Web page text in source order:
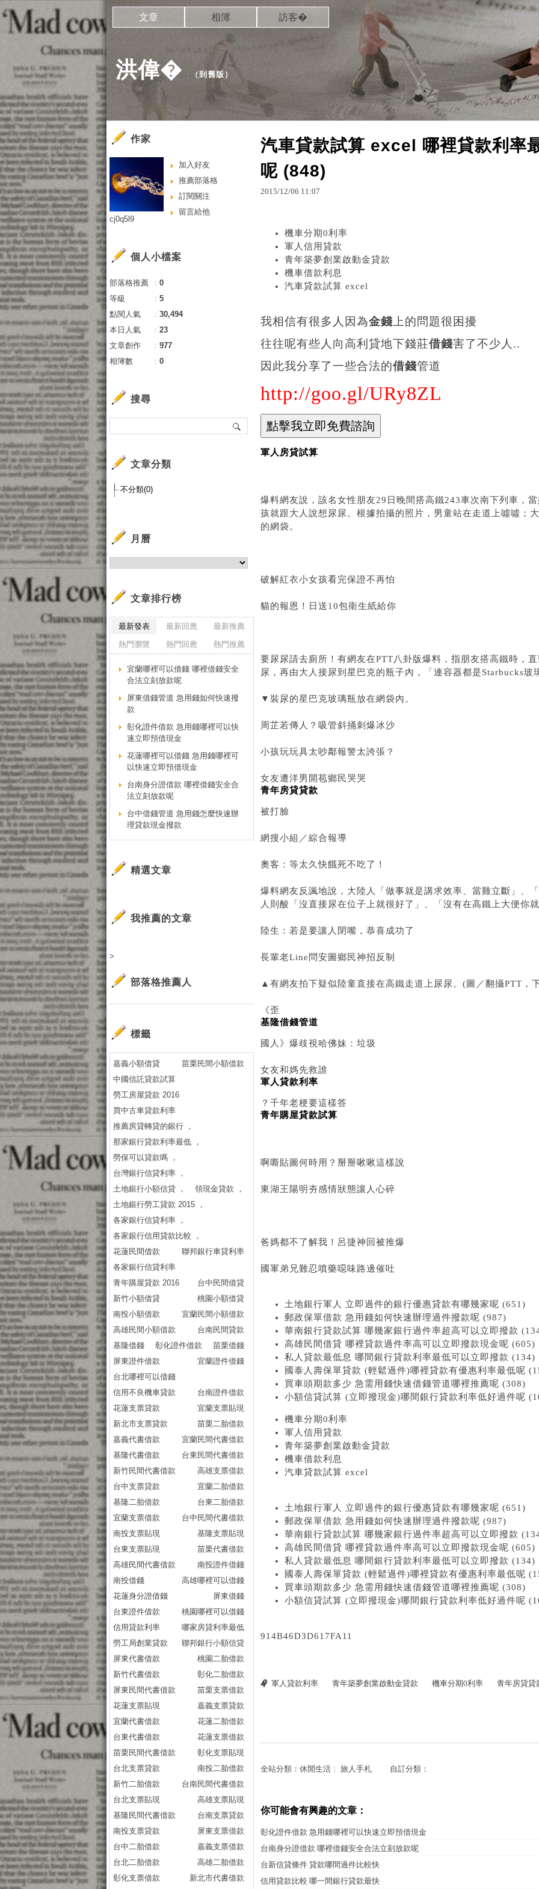
洪偉� （到舊版 ）
文章 相簿 訪客�
汽車貸款試算 excel 哪裡貸款利率
呢 (848)
2015/12/06 11:07
機車分期0利率
軍人信用貸款
青年築夢創業啟動金貸款
機車借款利息
汽車貸款試算 excel
我相信有很多人因為金錢 上的問題很困擾
往往呢有些人向高利貸地下錢莊借錢害了不少人..
因此我分享了一些合法的借錢管道
http://goo.gl/URy8ZL
軍人房貸試算
爆料網友說，該名女性朋友29日晚間搭高鐵243車次南下列車，
孩就跟大人說想尿尿。根據拍攝的照片，男童站在走道上噓噓；
的網袋。
破解紅衣小女孩看完保證不再怕
貓的報恩！日送10包衛生紙給你
要尿尿請去廁所！有網友在PTT八卦版爆料，指朋友搭高鐵時，
尿，再由大人接尿到星巴克的瓶子內，「連容器都是Starbucks玻
▼裝尿的星巴克玻璃瓶放在網袋內。
周芷若傳人？吸管斜捅刺爆冰沙
小孩玩玩具太吵鄰報警太誇張？
女友遭洋男開苞鄉民哭哭
青年房貸貸款
被打臉
網搜小組／綜合報導
奧客：等太久快餓死不吃了！
爆料網友反諷地說，大陸人「做事就是講求效率、當雞立斷」、
人則酸「沒直接尿在位子上就很好了」、「沒有在高鐵上大便你
陸生：若是要讓人閉嘴，恭喜成功了
長輩老Line問安圖鄉民神招反制
▲有網友拍下疑似陸童直接在高鐵走道上尿尿。(圖／翻攝PTT，
《歪
基隆借錢管道
國人》爆歧視哈佛妹：垃圾
女友和媽先救誰
軍人貸款利率
？千年老梗要這樣答
青年購屋貸款試算
啊嘶貼圖何時用？掰掰啾啾這樣說
東湖王陽明夯感情狀態讓人心碎
爸媽都不了解我！呂捷神回被推爆
國軍弟兄難忍噴藥噁味路邊催吐
土地銀行軍人 立即過件的銀行優惠貸款有哪幾家呢 (651)
郵政保單借款 急用錢如何快速辦理過件撥款呢 (987)
華南銀行貸款試算 哪幾家銀行過件率超高可以立即撥款
高雄民間借貸 哪裡貸款過件率高可以立即撥款現金呢 (605)
私人貸款最低息 哪間銀行貸款利率最低可以立即撥款 (134)
國泰人壽保單貸款 (輕鬆過件)哪裡貸款有優惠利率最低呢
買車頭期款多少 急需用錢快速借錢管道哪裡推薦呢 (308)
小額信貸試算 (立即撥現金)哪間銀行貸款利率低好過件呢
機車分期0利率
軍人信用貸款
青年築夢創業啟動金貸款
機車借款利息
汽車貸款試算 excel
土地銀行軍人 立即過件的銀行優惠貸款有哪幾家呢 (651)
郵政保單借款 急用錢如何快速辦理過件撥款呢 (987)
華南銀行貸款試算 哪幾家銀行過件率超高可以立即撥款
高雄民間借貸 哪裡貸款過件率高可以立即撥款現金呢 (605)
私人貸款最低息 哪間銀行貸款利率最低可以立即撥款 (134)
國泰人壽保單貸款 (輕鬆過件)哪裡貸款有優惠利率最低呢
買車頭期款多少 急需用錢快速借錢管道哪裡推薦呢 (308)
小額信貸試算 (立即撥現金)哪間銀行貸款利率低好過件呢
914B46D3D617FA11
軍人貸款利率 青年築夢創業啟動金貸款 機車分期0利率 青年房貸貸
全站分類： 休閒生活 旅人手札 自訂分類：
你可能會有興趣的文章：
彰化證件借款 急用錢哪裡可以快速立即預借現金
台南身分證借款 哪裡借錢安全合法立刻放款呢
台新信貸條件 貸款哪間過件比較快
信用貸款比較 哪一間銀行貸款最快
作家
加入好友
推薦部落格
訂閱關注
留言給他
cj0q5l9
個人小檔案
部落格推薦 ： 0
等級
： 5
點閱人氣
： 30,494
本日人氣
： 23
文章創作
： 977
相簿數
： 0
搜尋
文章分類
不分類(0)
月曆
文章排行榜
最新發表 最新回應
最新推薦
熱門瀏覽
熱門回應 熱門推薦
宜蘭哪裡可以借錢 哪裡借錢安全
合法立刻放款呢
屏東借錢管道 急用錢如何快速撥
款
彰化證件借款 急用錢哪裡可以快
速立即預借現金
花蓮哪裡可以借錢 急用錢哪裡可
以快速立即預借現金
台南身分證借款 哪裡借錢安全合
法立刻放款呢
台中借錢管道 急用錢怎麼快速辦
理貸款現金撥款
精選文章
我推薦的文章
>
部落格推薦人
標籤
嘉義小額借貸
苗栗民間小額借款
中國信託貸款試算
勞工房屋貸款 2016
買中古車貸款利率
推薦房貸轉貸的銀行 ，
那家銀行貸款利率最低 ，
勞保可以貸款嗎 ，
台灣銀行信貸利率 ，
土地銀行小額信貸 ，
領現金貸款 ，
土地銀行勞工貸款 2015 ，
各家銀行信貸利率 ，
各家銀行信用貸款比較 ，
花蓮民間借款
聯邦銀行車貸利率
各家銀行信貸利率
青年購屋貸款 2016
台中民間借貸
新竹小額借貸
桃園小額借貸
南投小額借款
宜蘭民間小額借款
高雄民間小額借款
台南民間貸款
基隆借錢
彰化證件借款
苗栗借錢
屏東證件借款
宜蘭證件借錢
台北哪裡可以借錢
信用不良機車貸款
台南證件借款
花蓮支票貸款
宜蘭支票貼現
新北市支票貸款
苗栗二胎借款
嘉義代書借款
宜蘭民間代書借款
基隆代書借款
台東民間代書借款
新竹民間代書借款
高雄支票借款
台中支票貸款
宜蘭二胎借款
基隆二胎借款
台東二胎借款
宜蘭支票借款
台中民間代書借款
南投支票貼現
基隆支票貼現
台東支票貼現
苗栗代書借款
高雄民間代書借款
南投證件借錢
南投借錢
高雄哪裡可以借錢
花蓮身分證借錢
屏東借錢
台東證件借款
桃園哪裡可以借錢
信用貸款利率
哪家房貸利率最低
勞工局創業貸款
聯邦銀行小額信貸
屏東代書借款
桃園二胎借款
新竹代書借款
彰化二胎借款
屏東民間代書借款
苗栗支票借款
花蓮支票貼現
嘉義支票貸款
宜蘭代書借款
花蓮二胎借款
台東代書借款
花蓮支票借款
苗栗民間代書借款
彰化支票貼現
台北支票貸款
南投二胎借款
新竹二胎借款
台南民間代書借款
台北支票貼現
高雄支票貼現
基隆民間代書借款
台南支票貸款
南投支票貸款
屏東支票借款
台中二胎借款
嘉義支票借款
台北二胎借款
高雄二胎借款
彰化支票借款
新北市代書借款